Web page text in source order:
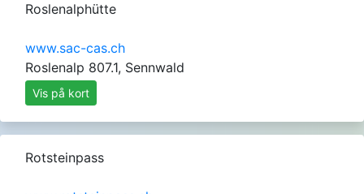
Roslenalphütte
www.sac-cas.ch
Roslenalp 807.1, Sennwald
Vis på kort
Rotsteinpass